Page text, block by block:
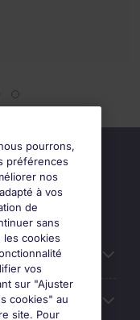
pourrons,
préférences
nos
à vos
de
sans
les cookies
vos
sur "Ajuster
cookies" au
site. Pour